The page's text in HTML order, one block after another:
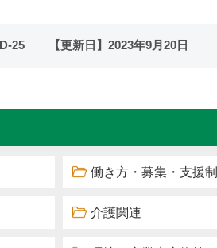
D-25 【更新日】 2023年9月20日
働き方・募集・支援
介護関連